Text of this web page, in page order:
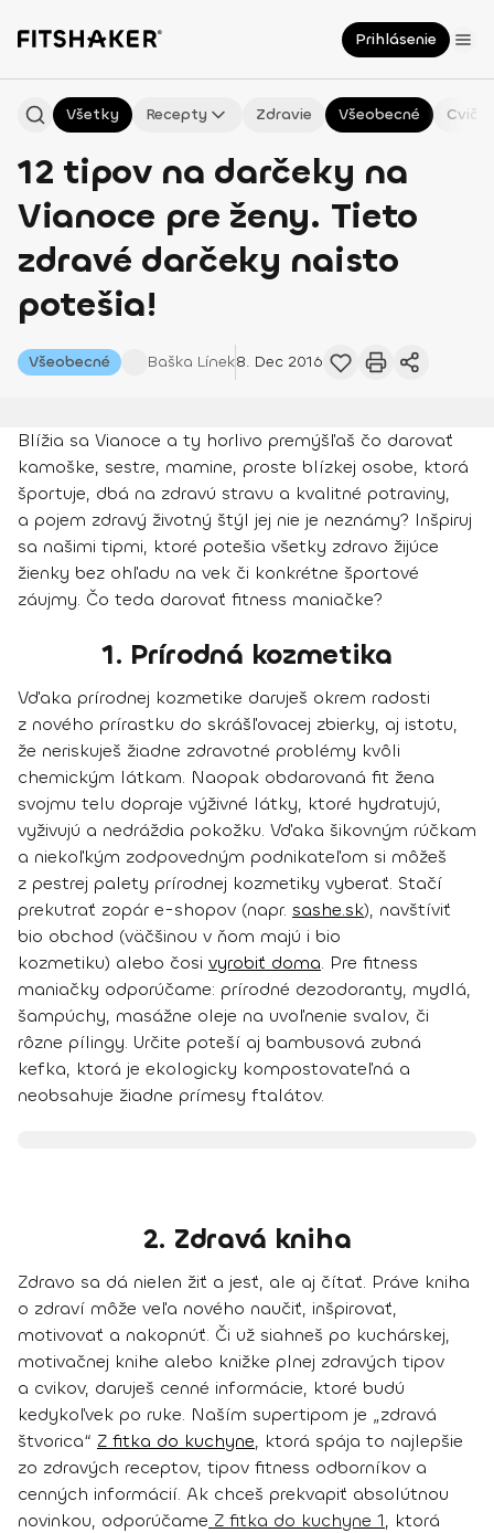
Prihlásenie
Všetky Recepty Zdravie Všeobecné
12 tipov na darčeky na
Vianoce pre ženy. Tieto
zdravé darčeky naisto
potešia!
Všeobecné Baška Línek8. Dec 2016
Blížia sa Vianoce a ty horlivo premýšľaš čo darovať
kamoške, sestre, mamine, proste blízkej osobe, ktorá
športuje, dbá na zdravú stravu a kvalitné potraviny,
a pojem zdravý životný štýl jej nie je neznámy? Inšpiruj
sa našimi tipmi, ktoré potešia všetky zdravo žijúce
žienky bez ohľadu na vek či konkrétne športové
záujmy. Čo teda darovať fitness maniačke?
1. Prírodná kozmetika
Vďaka prírodnej kozmetike daruješ okrem radosti
z nového prírastku do skrášľovacej zbierky, aj istotu,
že neriskuješ žiadne zdravotné problémy kvôli
chemickým látkam. Naopak obdarovaná fit žena
svojmu telu dopraje výživné látky, ktoré hydratujú,
vyživujú a nedráždia pokožku. Vďaka šikovným rúčkam
a niekoľkým zodpovedným podnikateľom si môžeš
z pestrej palety prírodnej kozmetiky vyberať. Stačí
prekutrať zopár e-shopov (napr. sashe.sk), navštíviť
bio obchod (väčšinou v ňom majú i bio
kozmetiku) alebo čosi vyrobiť doma. Pre fitness
maniačky odporúčame: prírodné dezodoranty, mydlá,
šampúchy, masážne oleje na uvoľnenie svalov, či
rôzne pílingy. Určite poteší aj bambusová zubná
kefka, ktorá je ekologicky kompostovateľná a
neobsahuje žiadne prímesy ftalátov.
2. Zdravá kniha
Zdravo sa dá nielen žiť a jesť, ale aj čítať. Práve kniha
o zdraví môže veľa nového naučiť, inšpirovať,
motivovať a nakopnúť. Či už siahneš po kuchárskej,
motivačnej knihe alebo knižke plnej zdravých tipov
a cvikov, daruješ cenné informácie, ktoré budú
kedykoľvek po ruke. Naším supertipom je „zdravá
štvorica“ Z fitka do kuchyne, ktorá spája to najlepšie
zo zdravých receptov, tipov fitness odborníkov a
cenných informácií. Ak chceš prekvapiť absolútnou
novinkou, odporúčame Z fitka do kuchyne 1, ktorá